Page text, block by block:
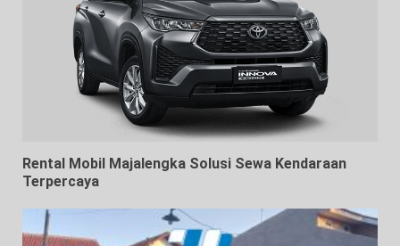
Rental Mobil Majalengka Solusi Sewa Kendaraan
Terpercaya